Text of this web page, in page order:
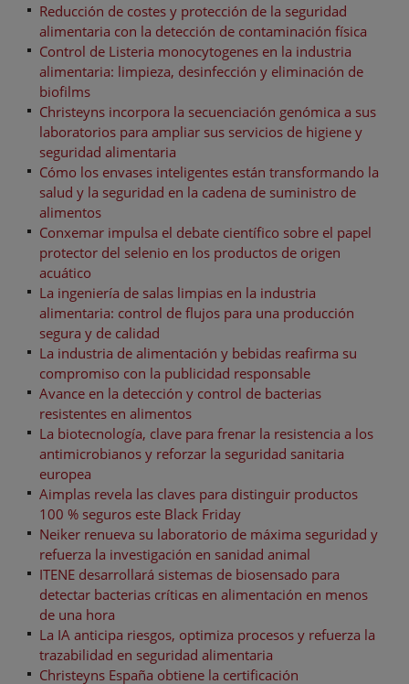
Reducción de costes y protección de la seguridad
alimentaria con la detección de contaminación física
Control de Listeria monocytogenes en la industria
alimentaria: limpieza, desinfección y eliminación de
biofilms
Christeyns incorpora la secuenciación genómica a sus
laboratorios para ampliar sus servicios de higiene y
seguridad alimentaria
Cómo los envases inteligentes están transformando la
salud y la seguridad en la cadena de suministro de
alimentos
Conxemar impulsa el debate científico sobre el papel
protector del selenio en los productos de origen
acuático
La ingeniería de salas limpias en la industria
alimentaria: control de flujos para una producción
segura y de calidad
La industria de alimentación y bebidas reafirma su
compromiso con la publicidad responsable
Avance en la detección y control de bacterias
resistentes en alimentos
La biotecnología, clave para frenar la resistencia a los
antimicrobianos y reforzar la seguridad sanitaria
europea
Aimplas revela las claves para distinguir productos
100 % seguros este Black Friday
Neiker renueva su laboratorio de máxima seguridad y
refuerza la investigación en sanidad animal
ITENE desarrollará sistemas de biosensado para
detectar bacterias críticas en alimentación en menos
de una hora
La IA anticipa riesgos, optimiza procesos y refuerza la
trazabilidad en seguridad alimentaria
Christeyns España obtiene la certificación